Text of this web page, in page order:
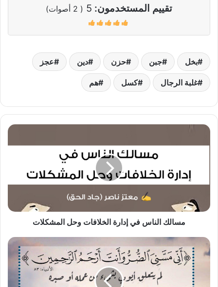
تقييم المستخدمون: 5
(
2 أصوات)
بخل جبن حزن دين عجز
غلبة الرجال كسل هم
مسالك
الخلافات
مسالك الناس في إدارة الخلافات وحل المشكلات
أني
مسني